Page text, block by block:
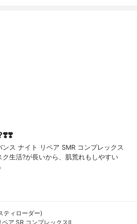
ス ナイト リペア SMR コンプレックス
生活?が長いから、肌荒れもしやすい
ティローダー)
ア SR コンプレックスⅡ